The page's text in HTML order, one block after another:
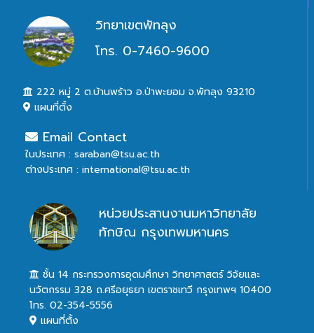
วิทยาเขตพัทลุง
โทร. 0-7460-9600
222 หมู่ 2 ต.บ้านพร้าว อ.ป่าพะยอม จ.พัทลุง 93210
แผนที่ตั้ง
Email Contact
ในประเทศ : saraban@tsu.ac.th
ต่างประเทศ : international@tsu.ac.th
หน่วยประสานงานมหาวิทยาลัย
ทักษิณ กรุงเทพมหานคร
ชั้น 14 กระทรวงการอุดมศึกษา วิทยาศาสตร์ วิจัยและ
นวัตกรรม 328 ถ.ศรีอยุธยา เขตราชเทวี กรุงเทพฯ 10400
โทร. 02-354-5556
แผนที่ตั้ง